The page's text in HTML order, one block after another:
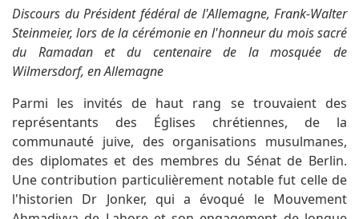
Discours du Président fédéral de l'Allemagne, Frank-Walter
Steinmeier, lors de la cérémonie en l'honneur du mois sacré
du Ramadan et du centenaire de la mosquée de
Wilmersdorf, en Allemagne
Parmi les invités de haut rang se trouvaient des
représentants des Églises chrétiennes, de la
communauté juive, des organisations musulmanes,
des diplomates et des membres du Sénat de Berlin.
Une contribution particulièrement notable fut celle de
l'historien Dr Jonker, qui a évoqué le Mouvement